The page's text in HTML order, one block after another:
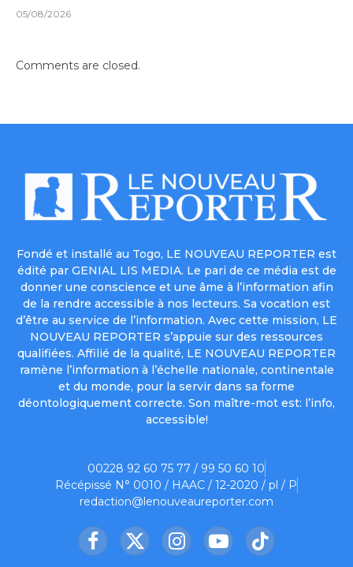
05/08/2026
Comments are closed.
Fondé et installé au Togo, LE NOUVEAU REPORTER est
édité par GENIAL LIS MEDIA. Le pari de ce média est de
donner une conscience et une âme à l’information afin
de la rendre accessible à nos lecteurs. Sa vocation est
d’être au service de l’information. Avec cette mission, LE
NOUVEAU REPORTER s’appuie sur des ressources
qualifiées. Affilié de la qualité, LE NOUVEAU REPORTER
ramène l’information à l’échelle nationale, continentale
et du monde, pour la servir dans sa forme
déontologiquement correcte. Son maître-mot est: l’info,
accessible!
00228 92 60 75 77 / 99 50 60 10
Récépissé N° 0010 / HAAC / 12-2020 / pl / P
redaction@lenouveaureporter.com
Facebook
X
InstagramYouTubeTikTok